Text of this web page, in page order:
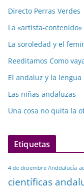
Directo Perras
La «artista-
La soroledad y el
Reeditamos Como
El andaluz y la
Las niñas andaluzas
Una cosa no quita la
Etiquetas
4 de diciembre Anddalucía
científicas